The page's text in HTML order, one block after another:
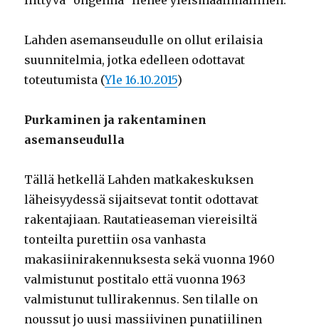
Lahden asemanseudulle on ollut erilaisia
suunnitelmia, jotka edelleen odottavat
toteutumista (Yle 16.10.2015)
Purkaminen ja rakentaminen
asemanseudulla
Tällä hetkellä Lahden matkakeskuksen
läheisyydessä sijaitsevat tontit odottavat
rakentajiaan. Rautatieaseman viereisiltä
tonteilta purettiin osa vanhasta
makasiinirakennuksesta sekä vuonna 1960
valmistunut postitalo että vuonna 1963
valmistunut tullirakennus. Sen tilalle on
noussut jo uusi massiivinen punatiilinen